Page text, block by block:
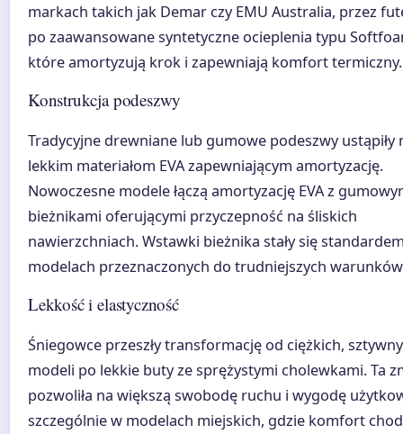
markach takich jak Demar czy EMU Australia, przez
po zaawansowane syntetyczne ocieplenia typu
które amortyzują krok i zapewniają komfort termiczny.
Konstrukcja podeszwy
Tradycyjne drewniane lub gumowe podeszwy ustąpiły
lekkim materiałom EVA zapewniającym amortyzację.
Nowoczesne modele łączą amortyzację EVA z
bieżnikami oferującymi przyczepność na śliskich
nawierzchniach. Wstawki bieżnika stały się
modelach przeznaczonych do trudniejszych
Lekkość i elastyczność
Śniegowce przeszły transformację od ciężkich,
modeli po lekkie buty ze sprężystymi cholewkami. Ta
pozwoliła na większą swobodę ruchu i wygodę
szczególnie w modelach miejskich, gdzie komfort